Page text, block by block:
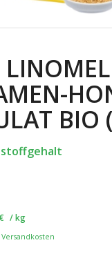
LINOMEL
BIO
€ /kg
Versandkosten